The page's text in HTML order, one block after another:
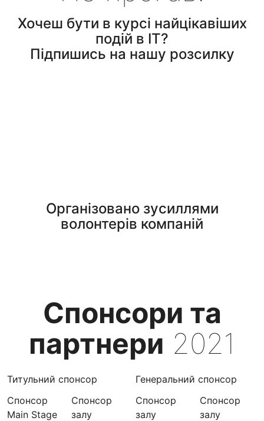
Хочеш бути в курсі найцікавіших
подій в ІТ?
Підпишись на нашу розсилку
Організовано зусиллями
волонтерів компаній
Спонсори та
партнери 2021
Титульний спонсор
Генеральний спонсор
Спонсор
Main Stage
Спонсор
залу
Спонсор
залу
Спонсор
залу